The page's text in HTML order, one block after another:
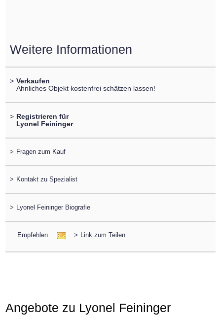
Weitere Informationen
> Verkaufen
Ähnliches Objekt kostenfrei schätzen lassen!
> Registrieren für
Lyonel Feininger
> Fragen zum Kauf
> Kontakt zu Spezialist
> Lyonel Feininger Biografie
Empfehlen > Link zum Teilen
Angebote zu Lyonel Feininger